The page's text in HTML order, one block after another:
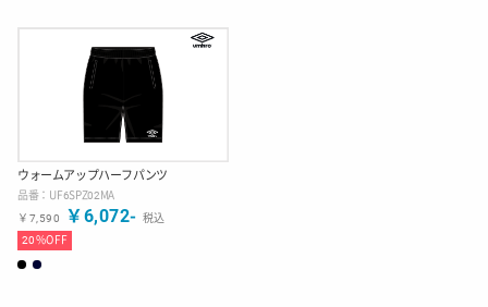
ウォームアップハーフパンツ
品番：
UF6SPZ02MA
￥ 7,590 ￥6,072- 税込
20%OFF